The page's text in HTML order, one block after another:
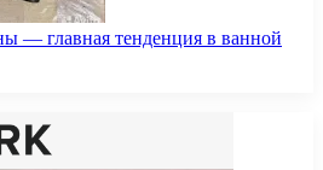
— главная тенденция в ванной